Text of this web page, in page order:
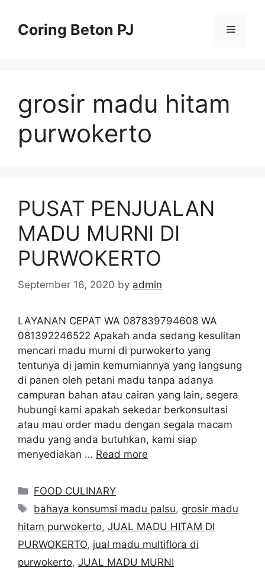
contentCoring Beton PJ Menu
grosir madu hitam
purwokerto
PUSAT PENJUALAN
MADU MURNI DI
PURWOKERTO
September 16, 2020 by admin
LAYANAN CEPAT WA 087839794608 WA
081392246522 Apakah anda sedang kesulitan
mencari madu murni di purwokerto yang
tentunya di jamin kemurniannya yang langsung
di panen oleh petani madu tanpa adanya
campuran bahan atau cairan yang lain, segera
hubungi kami apakah sekedar berkonsultasi
atau mau order madu dengan segala macam
madu yang anda butuhkan, kami siap
menyediakan … Read more
Categories
FOOD CULINARY
Tags
bahaya konsumsi madu palsu, grosir madu
hitam purwokerto, JUAL MADU HITAM DI
PURWOKERTO, jual madu multiflora di
purwokerto, JUAL MADU MURNI